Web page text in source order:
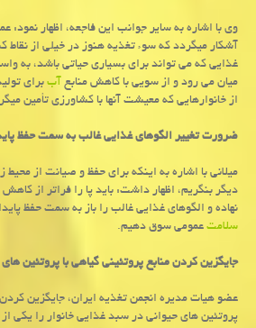
وی با اشاره به سایر جوانب این فاجعه، اظهار نمود:
آشكار میگردد كه سوء تغذیه هنوز در خیلی از نقاط
غذایی كه می تواند برای بسیاری حیاتی باشد، به
میان می رود و از سویی با كاهش منابعآببرای
از خانوارهایی كه معیشت آنها با كشاورزی تأمین
ضرورت تغییر الگوهای غذایی غالب به سمت حفظ
میلانی با اشاره به اینكه برای حفظ و صیانت از محیط
دیگر بنگریم، اظهار داشت: باید پا را فراتر از
نهاده و الگوهای غذایی غالب را باز به سمت حفظ
سلامتعمومی سوق دهیم.
جایگزین كردن منابع پروتئینی گیاهی با پروتئین های
عضو هیات مدیره انجمن تغذیه ایران، جایگزین كردن
پروتئین های حیوانی در سبد غذایی خانوار را یكی